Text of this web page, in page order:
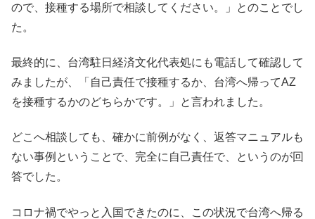
ので、接種する場所で相談してください。」とのことでし
た。
最終的に、台湾駐日経済文化代表処にも電話して確認して
みましたが、「自己責任で接種するか、台湾へ帰ってAZ
を接種するかのどちらかです。」と言われました。
どこへ相談しても、確かに前例がなく、返答マニュアルも
ない事例ということで、完全に自己責任で、というのが回
答でした。
コロナ禍でやっと入国できたのに、この状況で台湾へ帰る